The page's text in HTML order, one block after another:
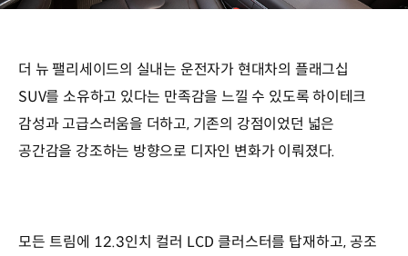
더 뉴 팰리세이드의 실내는 운전자가 현대차의 플래그십
SUV를 소유하고 있다는 만족감을 느낄 수 있도록 하이테크
감성과 고급스러움을 더하고, 기존의 강점이었던 넓은
공간감을 강조하는 방향으로 디자인 변화가 이뤄졌다.
모든 트림에 12.3인치 컬러 LCD 클러스터를 탑재하고, 공조